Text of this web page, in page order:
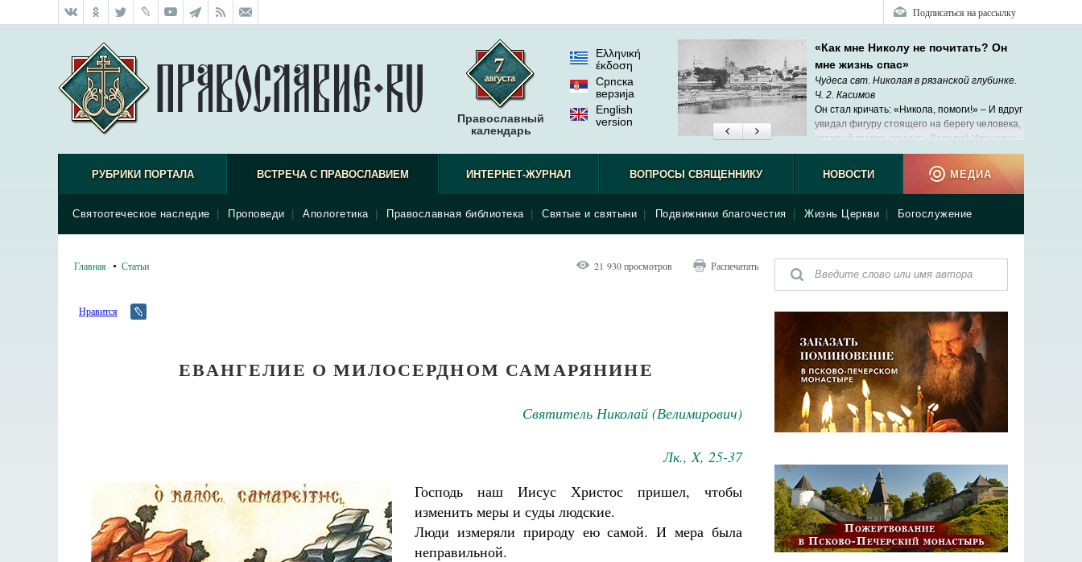
Подписаться на рассылку
Православный
календарь
Ελληνική
έκδοση
Српска
верзиjа
English
version
«Как мне Николу не почитать? Он
мне жизнь спас»
Чудеса свт. Николая в рязанской глубинке.
Ч. 2. Касимов
Он стал кричать: «Никола, помоги!» ‒ И вдруг
увидал фигуру стоящего на берегу человека,
который громко сказал: «Василий Иванович,
не бойся, я сейчас приду».
РУБРИКИ ПОРТАЛА ВСТРЕЧА С ПРАВОСЛАВИЕМ
Святоотеческое наследие Проповеди Апологетика Православная библиотека Святые и святыни Подвижники благочестия Жизнь Церкви Богослужение
ИНТЕРНЕТ-ЖУРНАЛ ВОПРОСЫ СВЯЩЕННИКУ НОВОСТИ МЕДИА
Главная Статьи 21 930 просмотров Распечатать
Нравится
ЕВАНГЕЛИЕ О МИЛОСЕРДНОМ САМАРЯНИНЕ
Святитель Николай (Велимирович)
Лк., X, 25-37
Господь наш Иисус Христос пришел, чтобы
изменить меры и суды людские.
Люди измеряли природу ею самой. И мера была
неправильной.